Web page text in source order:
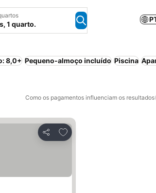
1 quarto.
8,0+ Pequeno-almoço incluído Piscina
Como os pagamentos influenciam os resultados
Partilhar
Adicionar aos favoritos